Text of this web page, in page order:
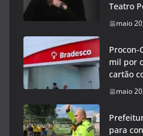
Teatro
maio
Procon-
mil por
cartão
maio
para